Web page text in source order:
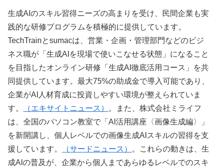
生成AIのスキル習得ニーズの高まりを受け、民間企業も実
践的な研修プログラムを積極的に提供しています。
TechTrainとsumacは、営業・企画・管理部門などのビジ
ネス職が「生成AIを現場で使いこなせる状態」になること
を目指したオンライン研修「生成AI徹底活用コース」を共
同提供しています。最大75%の助成金で導入可能であり、
企業がAI人材育成に投資しやすい環境が整えられていま
す。
（エキサイトニュース）
。また、株式会社ミライフ
は、全国のパソコン教室で「AI活用講座〈画像生成編〉」
を新開講し、個人レベルでの画像生成AIスキルの習得を支
援しています。
（サードニュース）
。これらの動きは、生
成AIの普及が、企業から個人まであらゆるレベルでのスキ